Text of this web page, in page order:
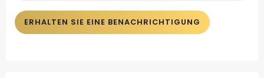
ERHALTEN SIE EINE BENACHRICHTIGUNG